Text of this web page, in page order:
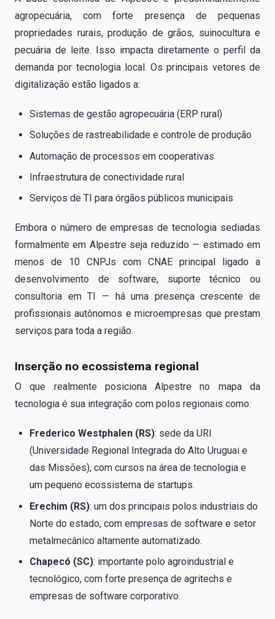
agropecuária, com forte presença de pequenas
propriedades rurais, produção de grãos, suinocultura e
pecuária de leite. Isso impacta diretamente o perfil da
demanda por tecnologia local. Os principais vetores de
digitalização estão ligados a:
Sistemas de gestão agropecuária (ERP rural)
Soluções de rastreabilidade e controle de produção
Automação de processos em cooperativas
Infraestrutura de conectividade rural
Serviços de TI para órgãos públicos municipais
Embora o número de empresas de tecnologia sediadas
formalmente em Alpestre seja reduzido — estimado em
menos de 10 CNPJs com CNAE principal ligado a
desenvolvimento de software, suporte técnico ou
consultoria em TI — há uma presença crescente de
profissionais autônomos e microempresas que prestam
serviços para toda a região.
Inserção no ecossistema regional
O que realmente posiciona Alpestre no mapa da
tecnologia é sua integração com polos regionais como:
Frederico Westphalen (RS): sede da URI
(Universidade Regional Integrada do Alto Uruguai e
das Missões), com cursos na área de tecnologia e
um pequeno ecossistema de startups.
Erechim (RS): um dos principais polos industriais do
Norte do estado, com empresas de software e setor
metalmecânico altamente automatizado.
Chapecó (SC): importante polo agroindustrial e
tecnológico, com forte presença de agritechs e
empresas de software corporativo.